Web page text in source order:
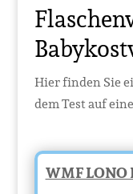
Hier finden Sie
dem Test auf
WMF LONO